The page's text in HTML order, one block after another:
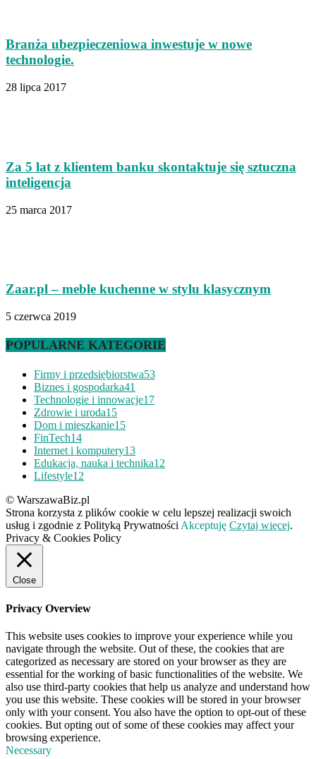
Branża ubezpieczeniowa inwestuje w nowe
technologie.
28 lipca 2017
Za 5 lat z klientem banku skontaktuje się sztuczna
inteligencja
25 marca 2017
Zaar.pl – meble kuchenne w stylu klasycznym
5 czerwca 2019
POPULARNE KATEGORIE
Firmy i przedsiębiorstwa53
Biznes i gospodarka41
Technologie i innowacje17
Zdrowie i uroda15
Dom i mieszkanie15
FinTech14
Internet i komputery13
Edukacja, nauka i technika12
Lifestyle12
© WarszawaBiz.pl
Strona korzysta z plików cookie w celu lepszej realizacji swoich
usług i zgodnie z Polityką Prywatności Akceptuję Czytaj więcej.
Privacy & Cookies Policy
Close
Privacy Overview
This website uses cookies to improve your experience while you
navigate through the website. Out of these, the cookies that are
categorized as necessary are stored on your browser as they are
essential for the working of basic functionalities of the website. We
also use third-party cookies that help us analyze and understand how
you use this website. These cookies will be stored in your browser
only with your consent. You also have the option to opt-out of these
cookies. But opting out of some of these cookies may affect your
browsing experience.
Necessary